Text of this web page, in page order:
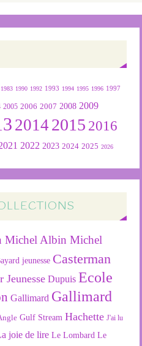
1983 1990 1992 1993 1994 1995 1996 1997
2005 2006 2007 2008 2009
2014 2015 2016
2022 2023 2024 2025 2026
Michel Albin Michel
jeunesse Casterman
Jeunesse Dupuis Ecole
Gallimard Gallimard
Gulf Stream Hachette J'ai lu
joie de lire Le Lombard Le